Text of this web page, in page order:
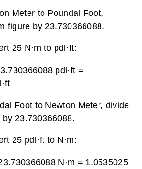
Meter to Poundal Foot,
figure by 23.730366088.
25 N·m to pdl·ft:
pdl·ft =
Foot to Newton Meter, divide
by 23.730366088.
25 pdl·ft to N·m:
N·m = 1.0535025